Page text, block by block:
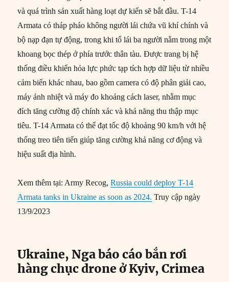
và quá trình sản xuất hàng loạt dự kiến ​​sẽ bắt đầu. T-14
Armata có tháp pháo không người lái chứa vũ khí chính và
bộ nạp đạn tự động, trong khi tổ lái ba người nằm trong một
khoang bọc thép ở phía trước thân tàu. Được trang bị hệ
thống điều khiển hỏa lực phức tạp tích hợp dữ liệu từ nhiều
cảm biến khác nhau, bao gồm camera có độ phân giải cao,
máy ảnh nhiệt và máy đo khoảng cách laser, nhằm mục
đích tăng cường độ chính xác và khả năng thu thập mục
tiêu. T-14 Armata có thể đạt tốc độ khoảng 90 km/h với hệ
thống treo tiên tiến giúp tăng cường khả năng cơ động và
hiệu suất địa hình.
Xem thêm tại: Army Recog,Russia could deploy T-14
Armata tanks in Ukraine as soon as 2024. Truy cập ngày
13/9/2023
Ukraine, Nga báo cáo bắn rơi
hàng chục drone ở Kyiv, Crimea